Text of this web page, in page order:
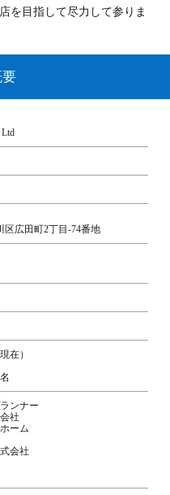
を目指して尽力して参りま
区広田町2丁目-74番地
在）
ンナー
社
ーム
会社